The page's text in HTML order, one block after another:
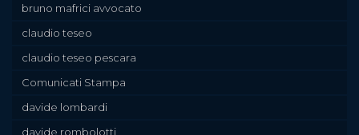
bruno mafrici avvocato
claudio teseo
claudio teseo pescara
Comunicati Stampa
davide lombardi
davide rombolotti